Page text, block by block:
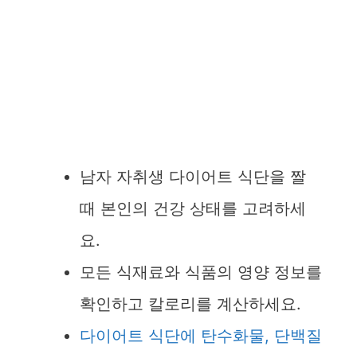
남자 자취생 다이어트 식단을 짤
때 본인의 건강 상태를 고려하세
요.
모든 식재료와 식품의 영양 정보를
확인하고 칼로리를 계산하세요.
다이어트 식단에 탄수화물, 단백질